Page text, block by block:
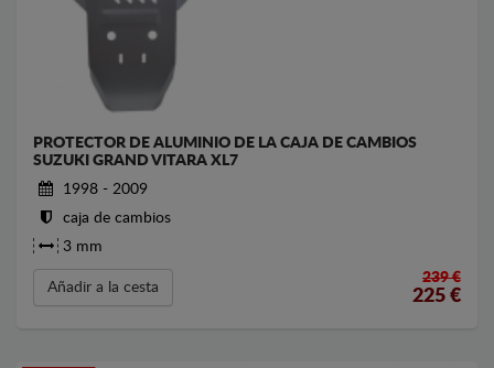
PROTECTOR DE ALUMINIO DE LA CAJA DE CAMBIOS
SUZUKI GRAND VITARA XL7
1998 - 2009
caja de cambios
3 mm
Añadir a la cesta
239 €
225 €